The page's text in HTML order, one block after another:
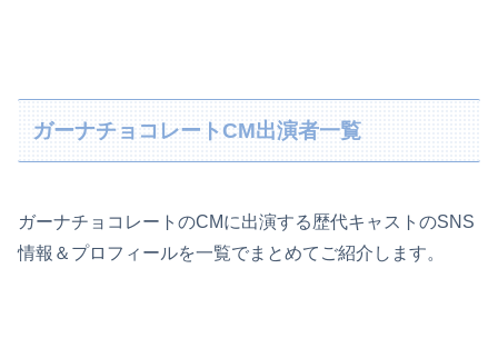
ガーナチョコレートCM出演者一覧
ガーナチョコレートのCMに出演する歴代キャストのSNS
情報＆プロフィールを一覧でまとめてご紹介します。